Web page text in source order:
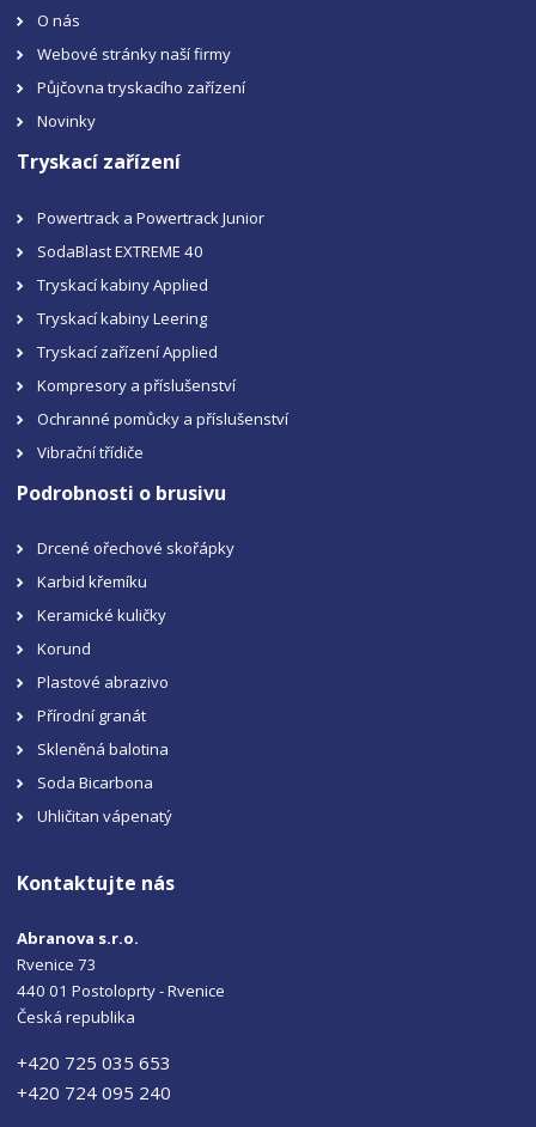
O nás
Webové stránky naší firmy
Půjčovna tryskacího zařízení
Novinky
Tryskací zařízení
Powertrack a Powertrack Junior
SodaBlast EXTREME 40
Tryskací kabiny Applied
Tryskací kabiny Leering
Tryskací zařízení Applied
Kompresory a příslušenství
Ochranné pomůcky a příslušenství
Vibrační třídiče
Podrobnosti o brusivu
Drcené ořechové skořápky
Karbid křemíku
Keramické kuličky
Korund
Plastové abrazivo
Přírodní granát
Skleněná balotina
Soda Bicarbona
Uhličitan vápenatý
Kontaktujte nás
Abranova s.r.o.
Rvenice 73
440 01 Postoloprty - Rvenice
Česká republika
+420 725 035 653
+420 724 095 240